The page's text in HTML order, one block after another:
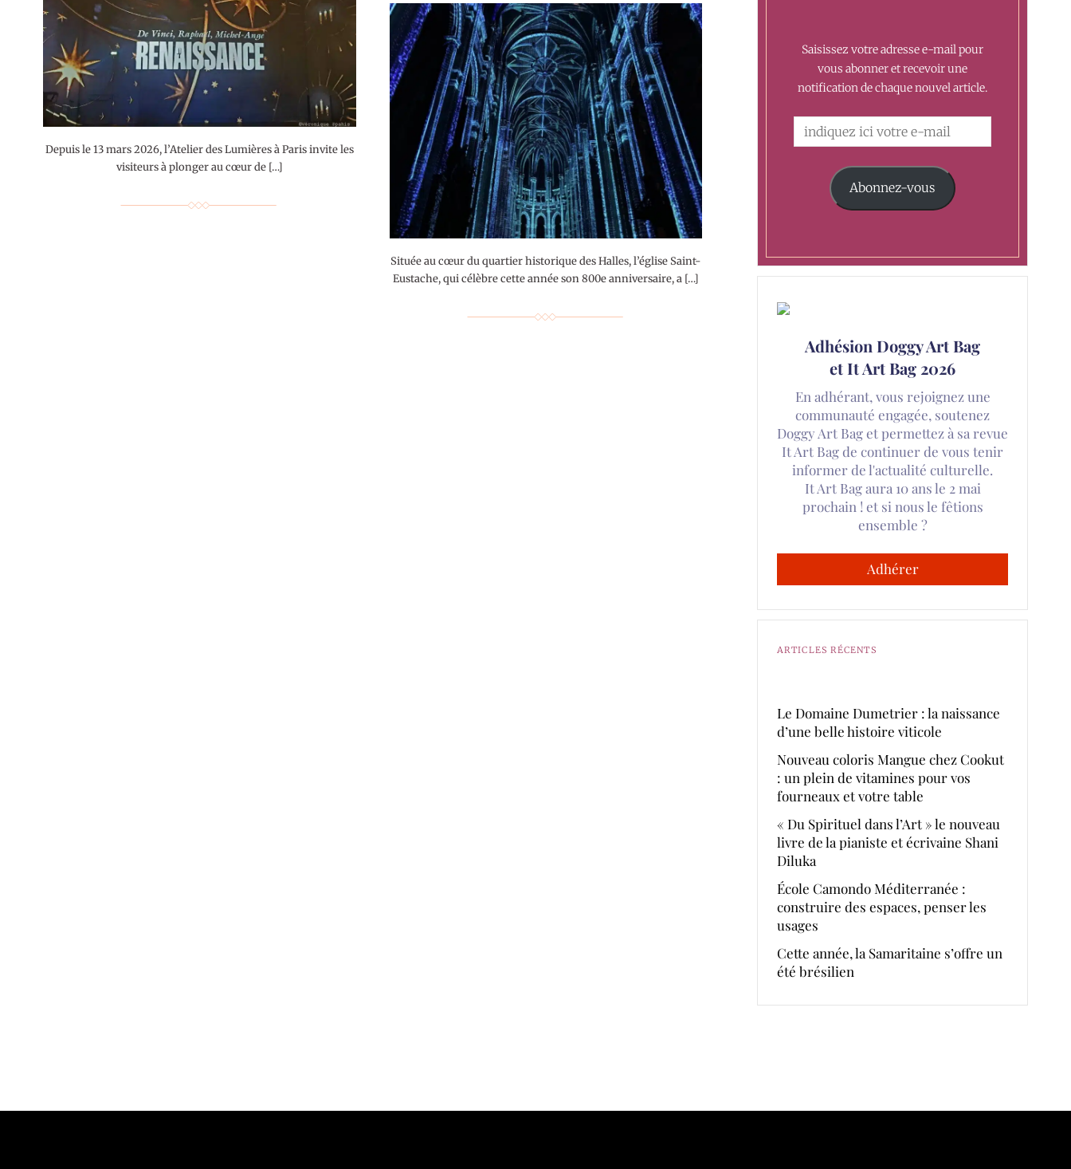
Depuis le 13 mars 2026, l’Atelier des Lumières à Paris invite les
visiteurs à plonger au cœur de […]
Située au cœur du quartier historique des Halles, l’église Saint-
Eustache, qui célèbre cette année son 800e anniversaire, a […]
Saisissez votre adresse e-mail pour
vous abonner et recevoir une
notification de chaque nouvel article.
Abonnez-vous
Adhésion Doggy Art Bag
et It Art Bag 2026
En adhérant, vous rejoignez une
communauté engagée, soutenez
Doggy Art Bag et permettez à sa revue
It Art Bag de continuer de vous tenir
informer de l'actualité culturelle.
It Art Bag aura 10 ans le 2 mai
prochain ! et si nous le fêtions
ensemble ?
Adhérer
ARTICLES RÉCENTS
Le Domaine Dumetrier : la naissance
d’une belle histoire viticole
Nouveau coloris Mangue chez Cookut
: un plein de vitamines pour vos
fourneaux et votre table
« Du Spirituel dans l’Art » le nouveau
livre de la pianiste et écrivaine Shani
Diluka
École Camondo Méditerranée :
construire des espaces, penser les
usages
Cette année, la Samaritaine s’offre un
été brésilien